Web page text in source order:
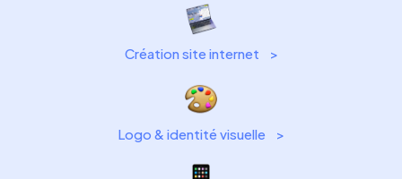
Création site internet‎ ‎ ‎ ‎ >
Logo & identité visuelle ‎ ‎ ‎ >